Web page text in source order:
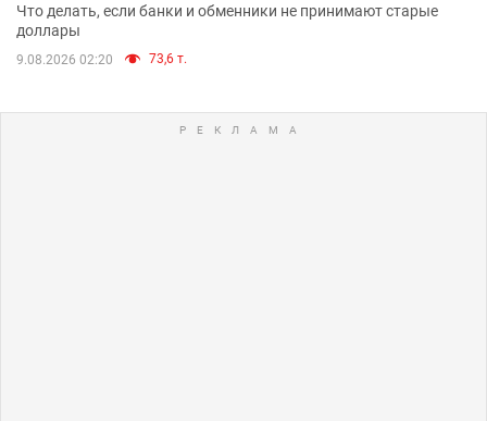
Что делать, если банки и обменники не принимают старые
доллары
9.08.2026 02:20 73,6 т.